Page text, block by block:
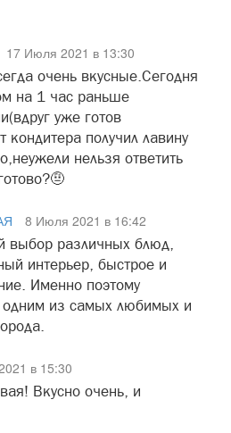
17 Июля 2021 в 13:30
очень вкусные.Сегодня
на 1 час раньше
уже готов
кондитера получил лавину
нельзя ответить
8 Июля 2021 в 16:42
выбор различных блюд,
интерьер, быстрое и
Именно поэтому
одним из самых любимых и
в 15:30
Вкусно очень, и